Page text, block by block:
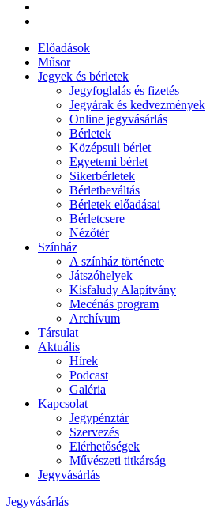
Előadások
Műsor
Jegyek és bérletek
Jegyfoglalás és fizetés
Jegyárak és kedvezmények
Online jegyvásárlás
Bérletek
Középsuli bérlet
Egyetemi bérlet
Sikerbérletek
Bérletbeváltás
Bérletek előadásai
Bérletcsere
Nézőtér
Színház
A színház története
Játszóhelyek
Kisfaludy Alapítvány
Mecénás program
Archívum
Társulat
Aktuális
Hírek
Podcast
Galéria
Kapcsolat
Jegypénztár
Szervezés
Elérhetőségek
Művészeti titkárság
Jegyvásárlás
Jegyvásárlás